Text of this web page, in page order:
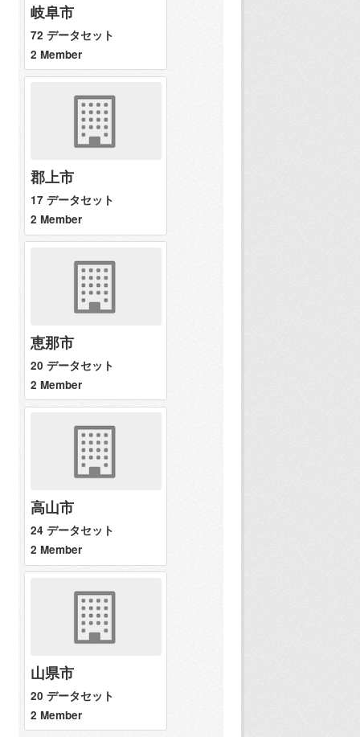
岐阜市
72 データセット
2 Member
郡上市
17 データセット
2 Member
恵那市
20 データセット
2 Member
高山市
24 データセット
2 Member
山県市
20 データセット
2 Member